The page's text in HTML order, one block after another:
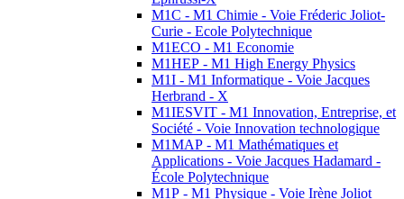
M1C - M1 Chimie - Voie Fréderic Joliot-
Curie - Ecole Polytechnique
M1ECO - M1 Economie
M1HEP - M1 High Energy Physics
M1I - M1 Informatique - Voie Jacques
Herbrand - X
M1IESVIT - M1 Innovation, Entreprise, et
Société - Voie Innovation technologique
M1MAP - M1 Mathématiques et
Applications - Voie Jacques Hadamard -
École Polytechnique
M1P - M1 Physique - Voie Irène Joliot